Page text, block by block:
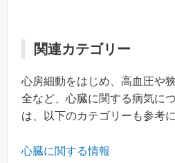
関連カテゴリー
心房細動をはじめ、高血圧や
全など、心臓に関する病気に
は、以下のカテゴリーも参考
心臓に関する情報